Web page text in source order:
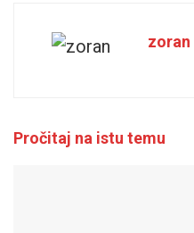
zoran
Pročitaj na istu temu